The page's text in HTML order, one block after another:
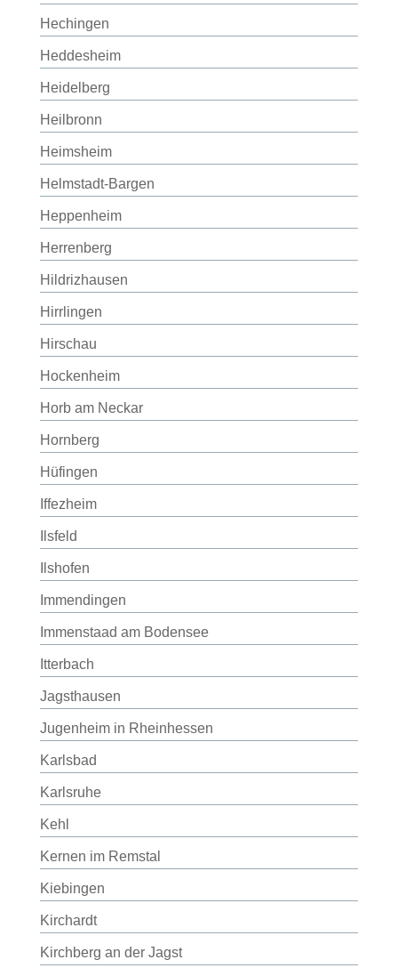
Hechingen
Heddesheim
Heidelberg
Heilbronn
Heimsheim
Helmstadt-Bargen
Heppenheim
Herrenberg
Hildrizhausen
Hirrlingen
Hirschau
Hockenheim
Horb am Neckar
Hornberg
Hüfingen
Iffezheim
Ilsfeld
Ilshofen
Immendingen
Immenstaad am Bodensee
Itterbach
Jagsthausen
Jugenheim in Rheinhessen
Karlsbad
Karlsruhe
Kehl
Kernen im Remstal
Kiebingen
Kirchardt
Kirchberg an der Jagst